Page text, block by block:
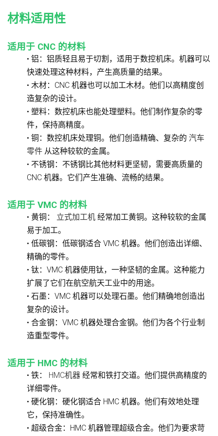
材料适用性
适用于 CNC 的材料
• 铝：铝质轻且易于切割，适用于数控机床。机器可以
快速处理这种材料，产生高质量的结果。
• 木材：CNC 机器也可以加工木材。他们以高精度创
造复杂的设计。
• 塑料：数控机床也能处理塑料。他们制作复杂的零
件，保持高精度。
• 铜：数控机床处理铜。他们创造精确、复杂的 汽车
零件 从这种较软的金属。
• 不锈钢：不锈钢比其他材料更坚韧，需要高质量的
CNC 机器。它们产生准确、流畅的结果。
适用于 VMC 的材料
• 黄铜： 立式加工机 经常加工黄铜。这种较软的金属
易于加工。
• 低碳钢：低碳钢适合 VMC 机器。他们创造出详细、
精确的零件。
• 钛：VMC 机器使用钛，一种坚韧的金属。这种能力
扩展了它们在航空航天工业中的用途。
• 石墨：VMC 机器可以处理石墨。他们精确地创造出
复杂的设计。
• 合金钢：VMC 机器处理合金钢。他们为各个行业制
造重型零件。
适用于 HMC 的材料
• 铁： HMC机器 经常和铁打交道。他们提供高精度的
详细零件。
• 硬化钢：硬化钢适合 HMC 机器。他们有效地处理
它，保持准确性。
• 超级合金：HMC 机器管理超级合金。他们为要求苛